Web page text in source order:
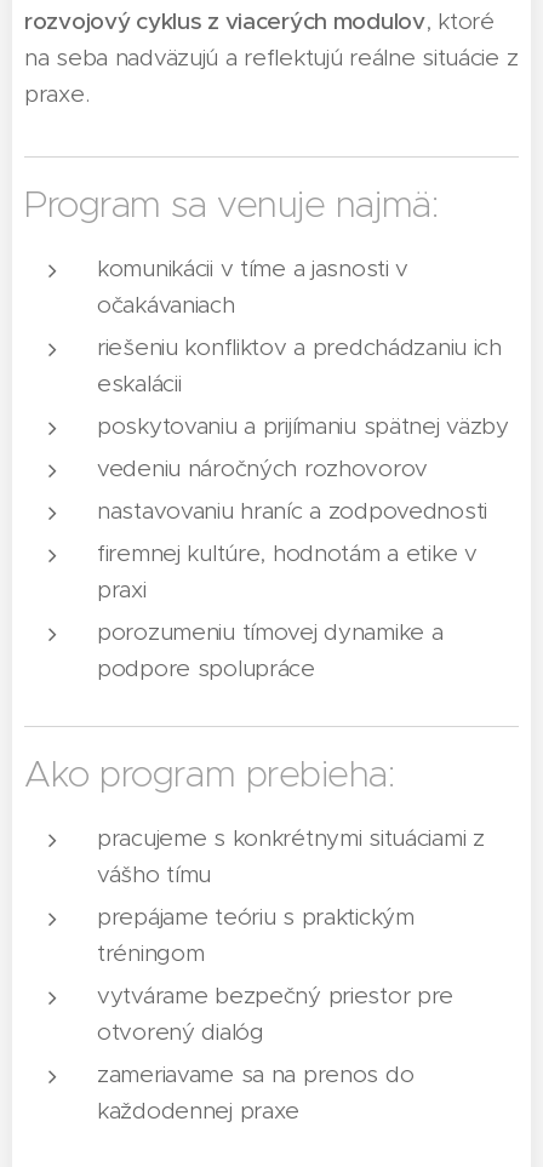
rozvojový cyklus z viacerých modulov, ktoré
na seba nadväzujú a reflektujú reálne situácie z
praxe.
Program sa venuje najmä:
komunikácii v tíme a jasnosti v
očakávaniach
riešeniu konfliktov a predchádzaniu ich
eskalácii
poskytovaniu a prijímaniu spätnej väzby
vedeniu náročných rozhovorov
nastavovaniu hraníc a zodpovednosti
firemnej kultúre, hodnotám a etike v
praxi
porozumeniu tímovej dynamike a
podpore spolupráce
Ako program prebieha:
pracujeme s konkrétnymi situáciami z
vášho tímu
prepájame teóriu s praktickým
tréningom
vytvárame bezpečný priestor pre
otvorený dialóg
zameriavame sa na prenos do
každodennej praxe